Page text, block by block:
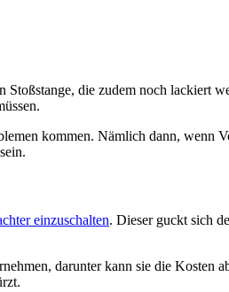
die zudem noch lackiert
kommen. Nämlich dann, wenn
einzuschalten. Dieser guckt sich
darunter kann sie die